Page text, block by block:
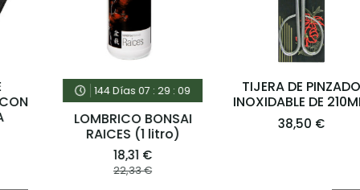
Días07:29:08
LOMBRICO BONSAI
RAICES (1 litro)
18,31 €
22,33 €
TIJERA DE PINZADO
INOXIDABLE DE 210MM
38,50 €